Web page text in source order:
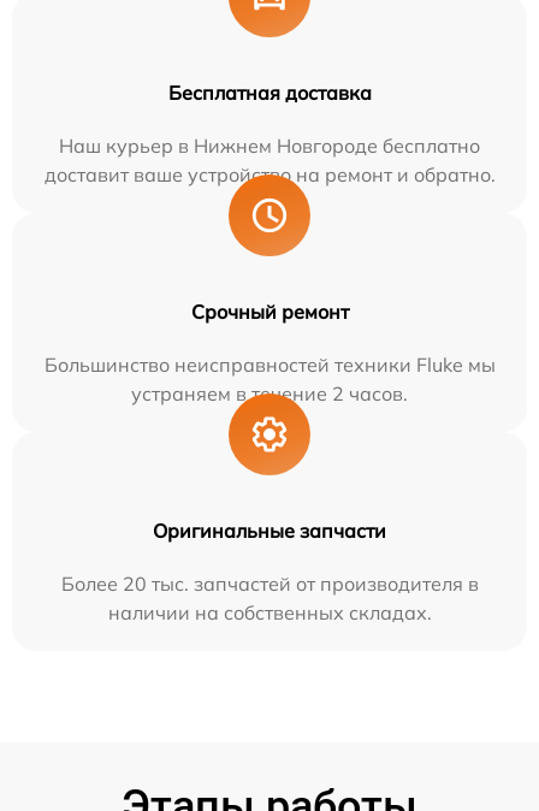
Бесплатная доставка
Наш курьер в Нижнем Новгороде бесплатно
доставит ваше устройство на ремонт и обратно.
Срочный ремонт
Большинство неисправностей техники Fluke мы
устраняем в течение 2 часов.
Оригинальные запчасти
Более 20 тыс. запчастей от производителя в
наличии на собственных складах.